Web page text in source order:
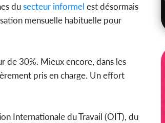
dusecteur informel est désormais
mensuelle habituelle pour
de 30%. Mieux encore, dans les
pris en charge. Un effort
Internationale du Travail (OIT), du